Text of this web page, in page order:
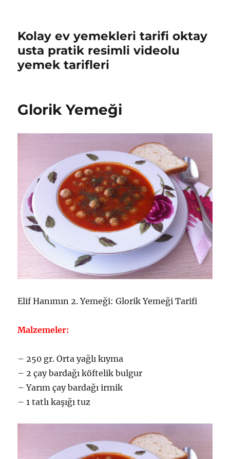
Kolay ev yemekleri tarifi oktay
usta pratik resimli videolu
yemek tarifleri
Glorik Yemeği
Elif Hanımın 2. Yemeği: Glorik Yemeği Tarifi
Malzemeler:
– 250 gr. Orta yağlı kıyma
– 2 çay bardağı köftelik bulgur
– Yarım çay bardağı irmik
– 1 tatlı kaşığı tuz